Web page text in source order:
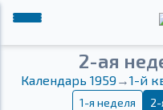
2-ая
Календарь 1959→1-й
1-я неделя